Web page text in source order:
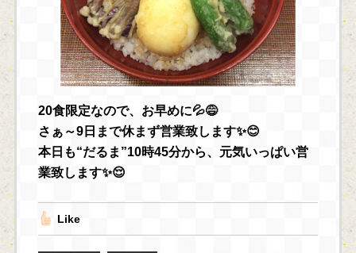
20食限定なので、お早めに💦😅
さぁ～9日まで休まず営業致します✨😊
本日も“だるま”10時45分から、元気いっぱい営
業致します✨😌
Like